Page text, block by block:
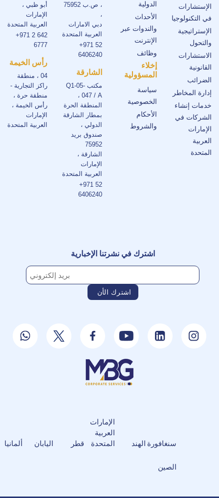
الإستشارات
في التكنولوجيا
الإستراتيجية
والتحول
الاستشارات
القانونية
الضرائب
إدارة المخاطر
خدمات إنشاء
الشركات في
الإمارات
العربية
المتحدة
الدولية
الأحداث
والندوات عبر
الإنترنت
وظائف
إخلاء
المسؤولية
سياسة
الخصوصية
الأحكام
والشروط
، ص.ب 75952
،
دبي الامارات
العربية المتحدة
+971 52
6406240
الشارقة
مكتب Q1-05-
047 / A ،
المنطقة الحرة
بمطار الشارقة
الدولي ،
صندوق بريد
75952
الشارقة ،
الإمارات
العربية المتحدة
+971 52
6406240
أبو ظبي ،
الإمارات
العربية المتحدة
+971 2 642
6777
رأس الخيمة
04 ، منطقة
راكز التجارية -
منطقة حرة ،
رأس الخيمة ،
الإمارات
العربية المتحدة
اشترك في نشرتنا الإخبارية
سنغافورة الهند
الإمارات
العربية
المتحدة
قطر اليابان ألمانيا
الصين